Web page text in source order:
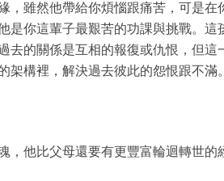
，雖然他帶給你煩惱跟痛苦，可是在
是你這輩子最艱苦的功課與挑戰。這
去的關係是互相的報復或仇恨，但這
構裡，解決過去彼此的怨恨跟不滿。
他比父母還要有更豐富輪迴轉世的